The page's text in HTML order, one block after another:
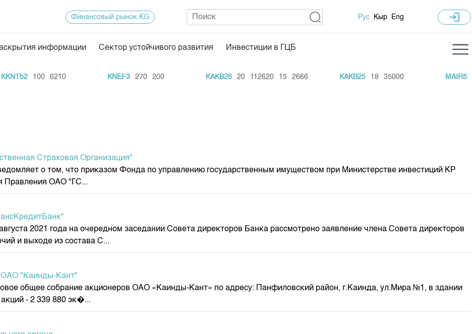
KG
Расписание аукционов по ГЦБ
Результаты аукционов ГЦБ
Результаты аукционов по
депозитам
Финансовый рынок KG Рус Кыр Eng login
информации Сектор устойчивого развития Инвестиции в ГЦБ
100 6210 KNEF3 270 200 KAKB26 20 112620 15 2666 KAKB25 18 35000 MAIR5
Страховая Организация"
о том, что приказом Фонда по управлению государственным имуществом при Министерстве инвестиций КР
Правления ОАО "ГС...
2021 года на очередном заседании Совета директоров Банка рассмотрено заявление члена Совета директоров
и выходе из состава С...
ОАО "Каинды-Кант"
общее собрание акционеров ОАО «Каинды-Кант» по адресу: Панфиловский район, г.Каинда, ул.Мира №1, в здании
- 2 339 880 эк�...